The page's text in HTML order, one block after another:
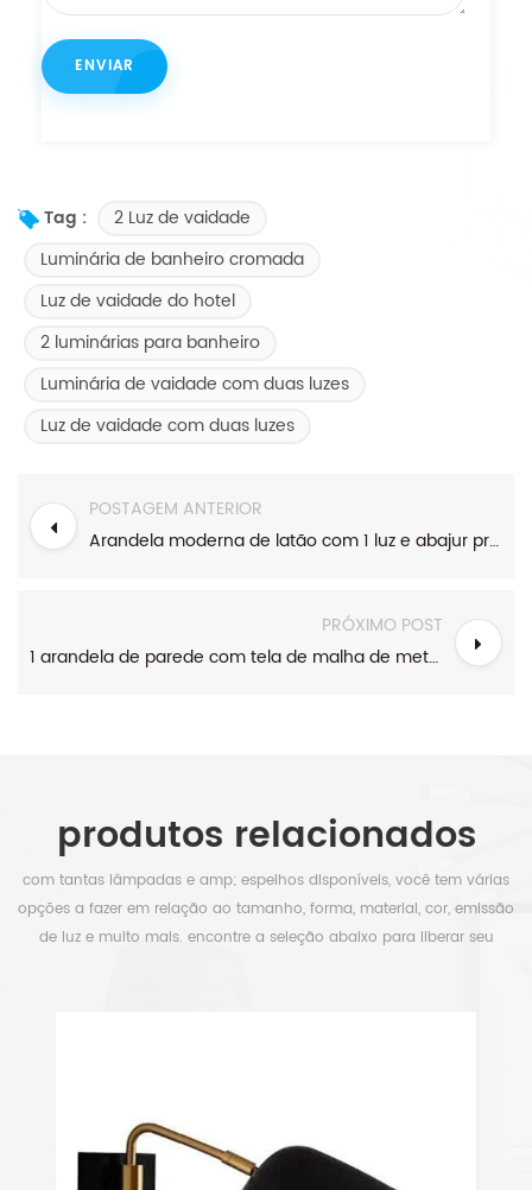
Tag :
2 Luz de vaidade
Luminária de banheiro cromada
Luz de vaidade do hotel
2 luminárias para banheiro
Luminária de vaidade com duas luzes
Luz de vaidade com duas luzes
POSTAGEM ANTERIOR
Arandela moderna de latão com 1 luz e abajur preto
PRÓXIMO POST
1 arandela de parede com tela de malha de metal dourado claro
produtos relacionados
com tantas lâmpadas e amp; espelhos disponíveis, você tem várias
opções a fazer em relação ao tamanho, forma, material, cor, emissão
de luz e muito mais. encontre a seleção abaixo para liberar seu